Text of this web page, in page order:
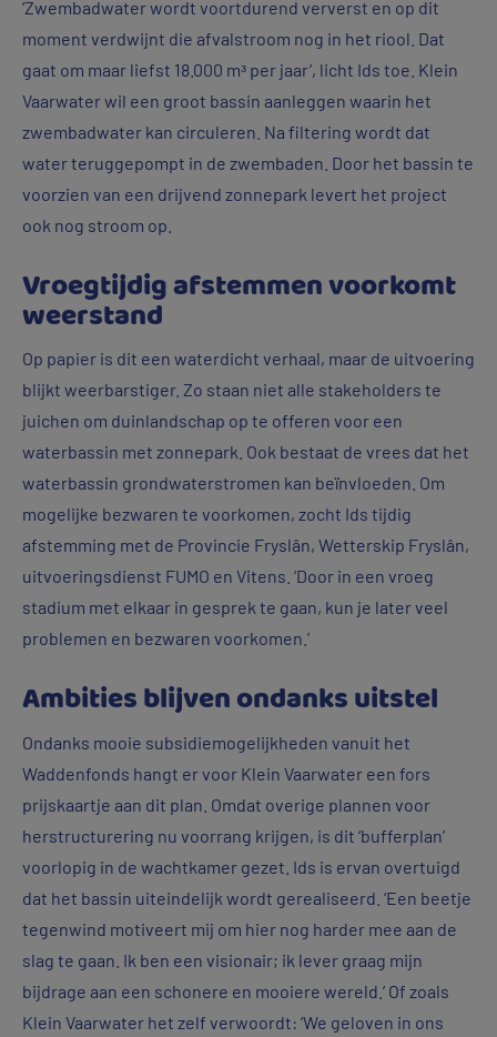
‘Zwembadwater wordt voortdurend ververst en op dit
moment verdwijnt die afvalstroom nog in het riool. Dat
gaat om maar liefst 18.000 mᵌ per jaar’, licht Ids toe. Klein
Vaarwater wil een groot bassin aanleggen waarin het
zwembadwater kan circuleren. Na filtering wordt dat
water teruggepompt in de zwembaden. Door het bassin te
voorzien van een drijvend zonnepark levert het project
ook nog stroom op.
Vroegtijdig afstemmen voorkomt
weerstand
Op papier is dit een waterdicht verhaal, maar de uitvoering
blijkt weerbarstiger. Zo staan niet alle stakeholders te
juichen om duinlandschap op te offeren voor een
waterbassin met zonnepark. Ook bestaat de vrees dat het
waterbassin grondwaterstromen kan beïnvloeden. Om
mogelijke bezwaren te voorkomen, zocht Ids tijdig
afstemming met de Provincie Fryslân, Wetterskip Fryslân,
uitvoeringsdienst FUMO en Vitens. ‘Door in een vroeg
stadium met elkaar in gesprek te gaan, kun je later veel
problemen en bezwaren voorkomen.’
Ambities blijven ondanks uitstel
Ondanks mooie subsidiemogelijkheden vanuit het
Waddenfonds hangt er voor Klein Vaarwater een fors
prijskaartje aan dit plan. Omdat overige plannen voor
herstructurering nu voorrang krijgen, is dit ‘bufferplan’
voorlopig in de wachtkamer gezet. Ids is ervan overtuigd
dat het bassin uiteindelijk wordt gerealiseerd. ‘Een beetje
tegenwind motiveert mij om hier nog harder mee aan de
slag te gaan. Ik ben een visionair; ik lever graag mijn
bijdrage aan een schonere en mooiere wereld.’ Of zoals
Klein Vaarwater het zelf verwoordt: ‘We geloven in ons